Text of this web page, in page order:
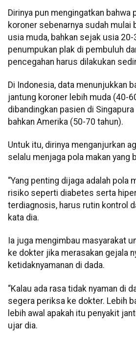
Dirinya pun mengingatkan bahwa
koroner sebenarnya sudah mulai
usia muda, bahkan sejak usia
penumpukan plak di pembuluh
pencegahan harus dilakukan
Di Indonesia, data menunjukkan
jantung koroner lebih muda (40-
dibandingkan pasien di
bahkan Amerika (50-70 tahun).
Untuk itu, dirinya menganjurkan
selalu menjaga pola makan yang
“Yang penting dijaga adalah pola
risiko seperti diabetes serta
terdiagnosis, harus rutin kontrol
kata dia.
Ia juga mengimbau masyarakat
ke dokter jika merasakan gejala
ketidaknyamanan di dada.
“Kalau ada rasa tidak nyaman di
segera periksa ke dokter. Lebih
lebih awal apakah itu penyakit
ujar dia.